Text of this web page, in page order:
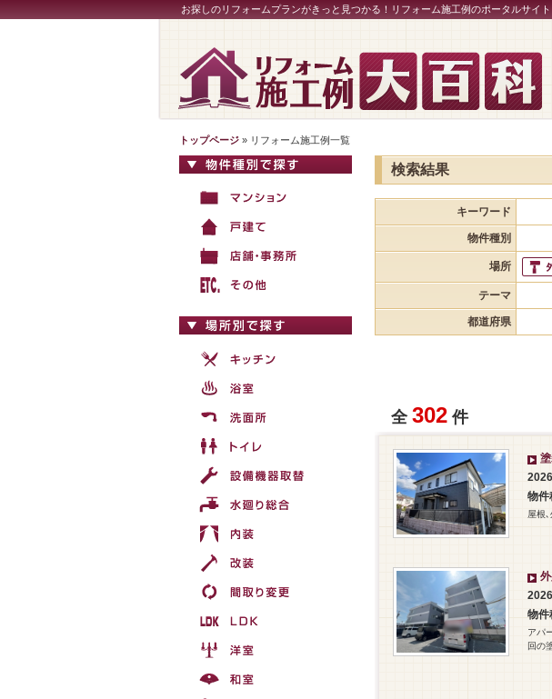
お探しのリフォームプランがきっと見つかる！リフォーム施工例のポータルサイト
トップページ » リフォーム施工例一覧
検索結果
キーワード
物件種別
場所
テーマ
都道府県
全 302 件
物件
屋根
物件
アパ
回の